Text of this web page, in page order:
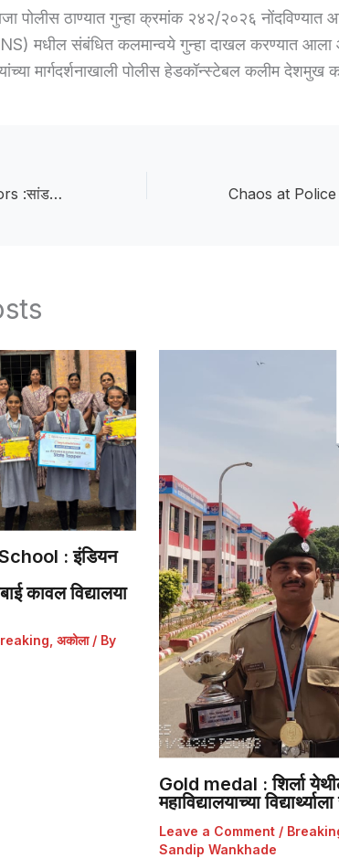
पोलीस ठाण्यात गुन्हा क्रमांक २४२/२०२६
मधील संबंधित कलमान्वये गुन्हा दाखल करण्यात
यांच्या मार्गदर्शनाखाली पोलीस हेडकॉन्स्टेबल कलीम
Dispute Between Neighbors :सांडपाण्याच्या पाइपवरून शेजाऱ्यांत वाद; महिलेसह तिघांना मारहाणीचा आरोप, पाच जणांविरुद्ध गुन्हा
: इंडियन
कावल विद्यालया
, अकोला/ By
Gold medal : शिर्ला
महाविद्यालयाच्या
Leave a Comment /
Sandip Wankhade